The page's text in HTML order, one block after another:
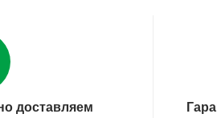
доставляем